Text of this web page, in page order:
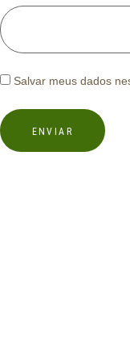
Salvar meus dados